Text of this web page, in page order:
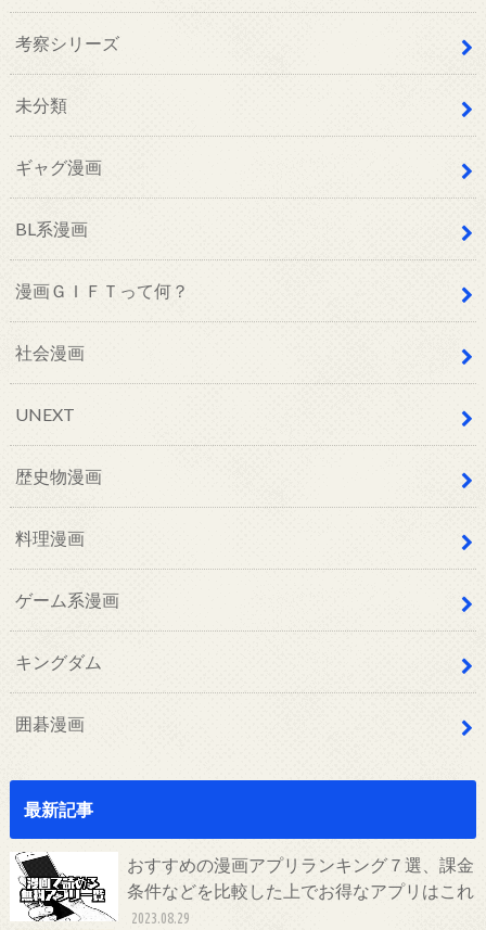
考察シリーズ
未分類
ギャグ漫画
BL系漫画
漫画ＧＩＦＴって何？
社会漫画
UNEXT
歴史物漫画
料理漫画
ゲーム系漫画
キングダム
囲碁漫画
最新記事
おすすめの漫画アプリランキング７選、課金
条件などを比較した上でお得なアプリはこれ
2023.08.29